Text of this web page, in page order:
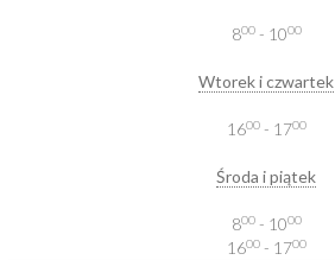
800- 1000
Wtorek i czwartek
1600- 1700
Środa i piątek
800- 1000
1600- 1700